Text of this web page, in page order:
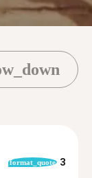
format_quote 3